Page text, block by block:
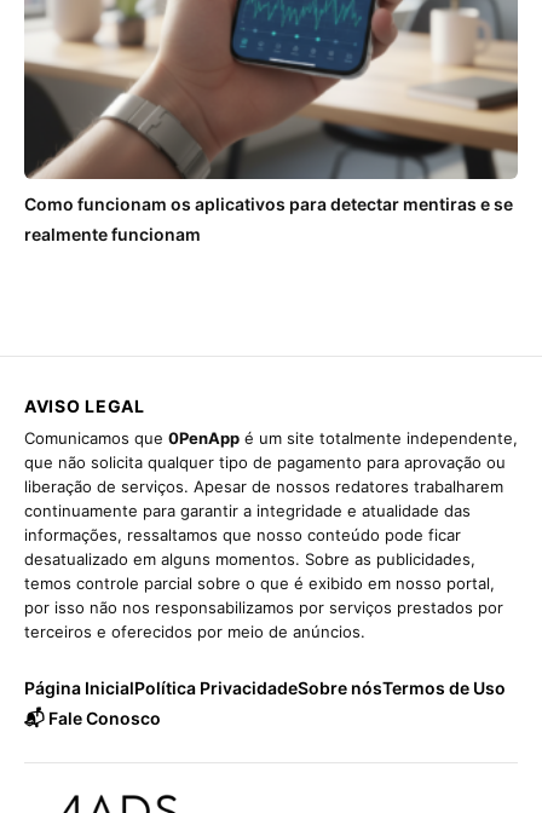
Como funcionam os aplicativos para detectar mentiras e se
realmente funcionam
AVISO LEGAL
Comunicamos que 0PenApp é um site totalmente independente,
que não solicita qualquer tipo de pagamento para aprovação ou
liberação de serviços. Apesar de nossos redatores trabalharem
continuamente para garantir a integridade e atualidade das
informações, ressaltamos que nosso conteúdo pode ficar
desatualizado em alguns momentos. Sobre as publicidades,
temos controle parcial sobre o que é exibido em nosso portal,
por isso não nos responsabilizamos por serviços prestados por
terceiros e oferecidos por meio de anúncios.
Página InicialPolítica PrivacidadeSobre nósTermos de Uso
📬 Fale Conosco